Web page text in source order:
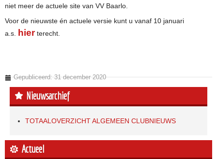
niet meer de actuele site van VV Baarlo.
Voor de nieuwste én actuele versie kunt u vanaf 10 januari
a.s.
hierterecht.
Gepubliceerd: 31 december 2020
Nieuwsarchief
TOTAALOVERZICHT ALGEMEEN CLUBNIEUWS
Actueel